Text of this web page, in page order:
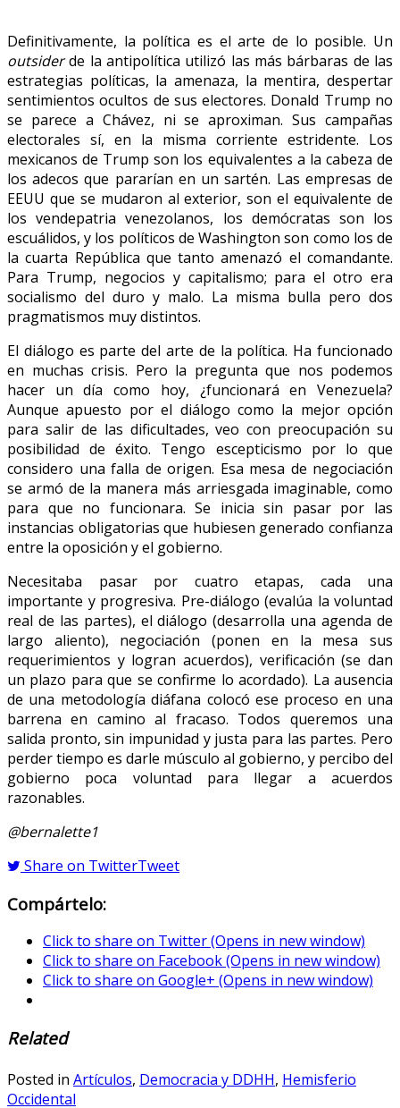
Definitivamente, la política es el arte de lo posible. Un
outsiderde la antipolítica utilizó las más bárbaras de las
estrategias políticas, la amenaza, la mentira, despertar
sentimientos ocultos de sus electores. Donald Trump no
se parece a Chávez, ni se aproximan. Sus campañas
electorales sí, en la misma corriente estridente. Los
mexicanos de Trump son los equivalentes a la cabeza de
los adecos que pararían en un sartén. Las empresas de
EEUU que se mudaron al exterior, son el equivalente de
los vendepatria venezolanos, los demócratas son los
escuálidos, y los políticos de Washington son como los de
la cuarta República que tanto amenazó el comandante.
Para Trump, negocios y capitalismo; para el otro era
socialismo del duro y malo. La misma bulla pero dos
pragmatismos muy distintos.
El diálogo es parte del arte de la política. Ha funcionado
en muchas crisis. Pero la pregunta que nos podemos
hacer un día como hoy, ¿funcionará en Venezuela?
Aunque apuesto por el diálogo como la mejor opción
para salir de las dificultades, veo con preocupación su
posibilidad de éxito. Tengo escepticismo por lo que
considero una falla de origen. Esa mesa de negociación
se armó de la manera más arriesgada imaginable, como
para que no funcionara. Se inicia sin pasar por las
instancias obligatorias que hubiesen generado confianza
entre la oposición y el gobierno.
Necesitaba pasar por cuatro etapas, cada una
importante y progresiva. Pre-diálogo (evalúa la voluntad
real de las partes), el diálogo (desarrolla una agenda de
largo aliento), negociación (ponen en la mesa sus
requerimientos y logran acuerdos), verificación (se dan
un plazo para que se confirme lo acordado). La ausencia
de una metodología diáfana colocó ese proceso en una
barrena en camino al fracaso. Todos queremos una
salida pronto, sin impunidad y justa para las partes. Pero
perder tiempo es darle músculo al gobierno, y percibo del
gobierno poca voluntad para llegar a acuerdos
razonables.
@bernalette1
Share on TwitterTweet
Compártelo:
Click to share on Twitter (Opens in new window)
Click to share on Facebook (Opens in new window)
Click to share on Google+ (Opens in new window)
Related
Posted in Artículos, Democracia y DDHH, Hemisferio
Occidental